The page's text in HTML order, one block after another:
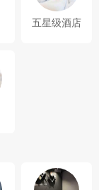
五星级酒店